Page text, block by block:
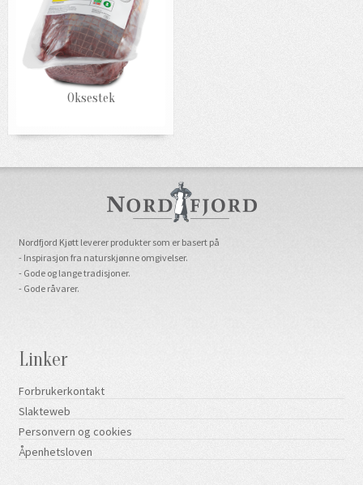
Oksestek
Nordfjord Kjøtt leverer produkter som er basert på
- Inspirasjon fra naturskjønne omgivelser.
- Gode og lange tradisjoner.
- Gode råvarer.
Linker
Forbrukerkontakt
Slakteweb
Personvern og cookies
Åpenhetsloven